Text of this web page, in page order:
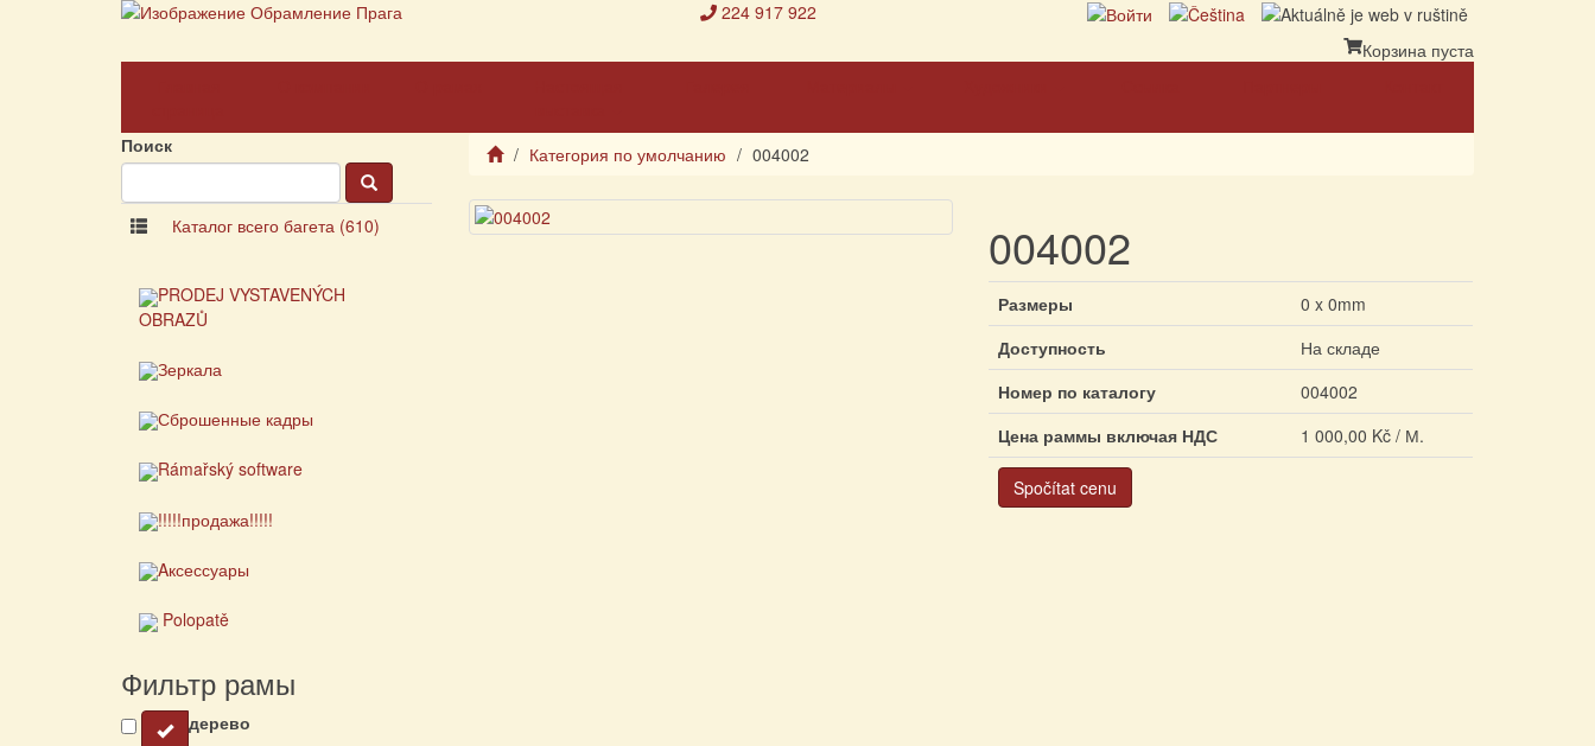
224 917 922
Корзина пуста
Поиск
Каталог всего багета (610)
PRODEJ VYSTAVENÝCH
OBRAZŮ
Зеркала
Сброшенные кадры
Rámařský software
!!!!!продажа!!!!!
Aксессуары
Polopatě
Фильтр рамы
дерево
Категория по умолчанию 004002
004002
Размеры
0 x 0mm
Доступность
На складе
Номер по каталогу
004002
Цена раммы включая НДС
1 000,00 Kč / М.
Spočítat cenu